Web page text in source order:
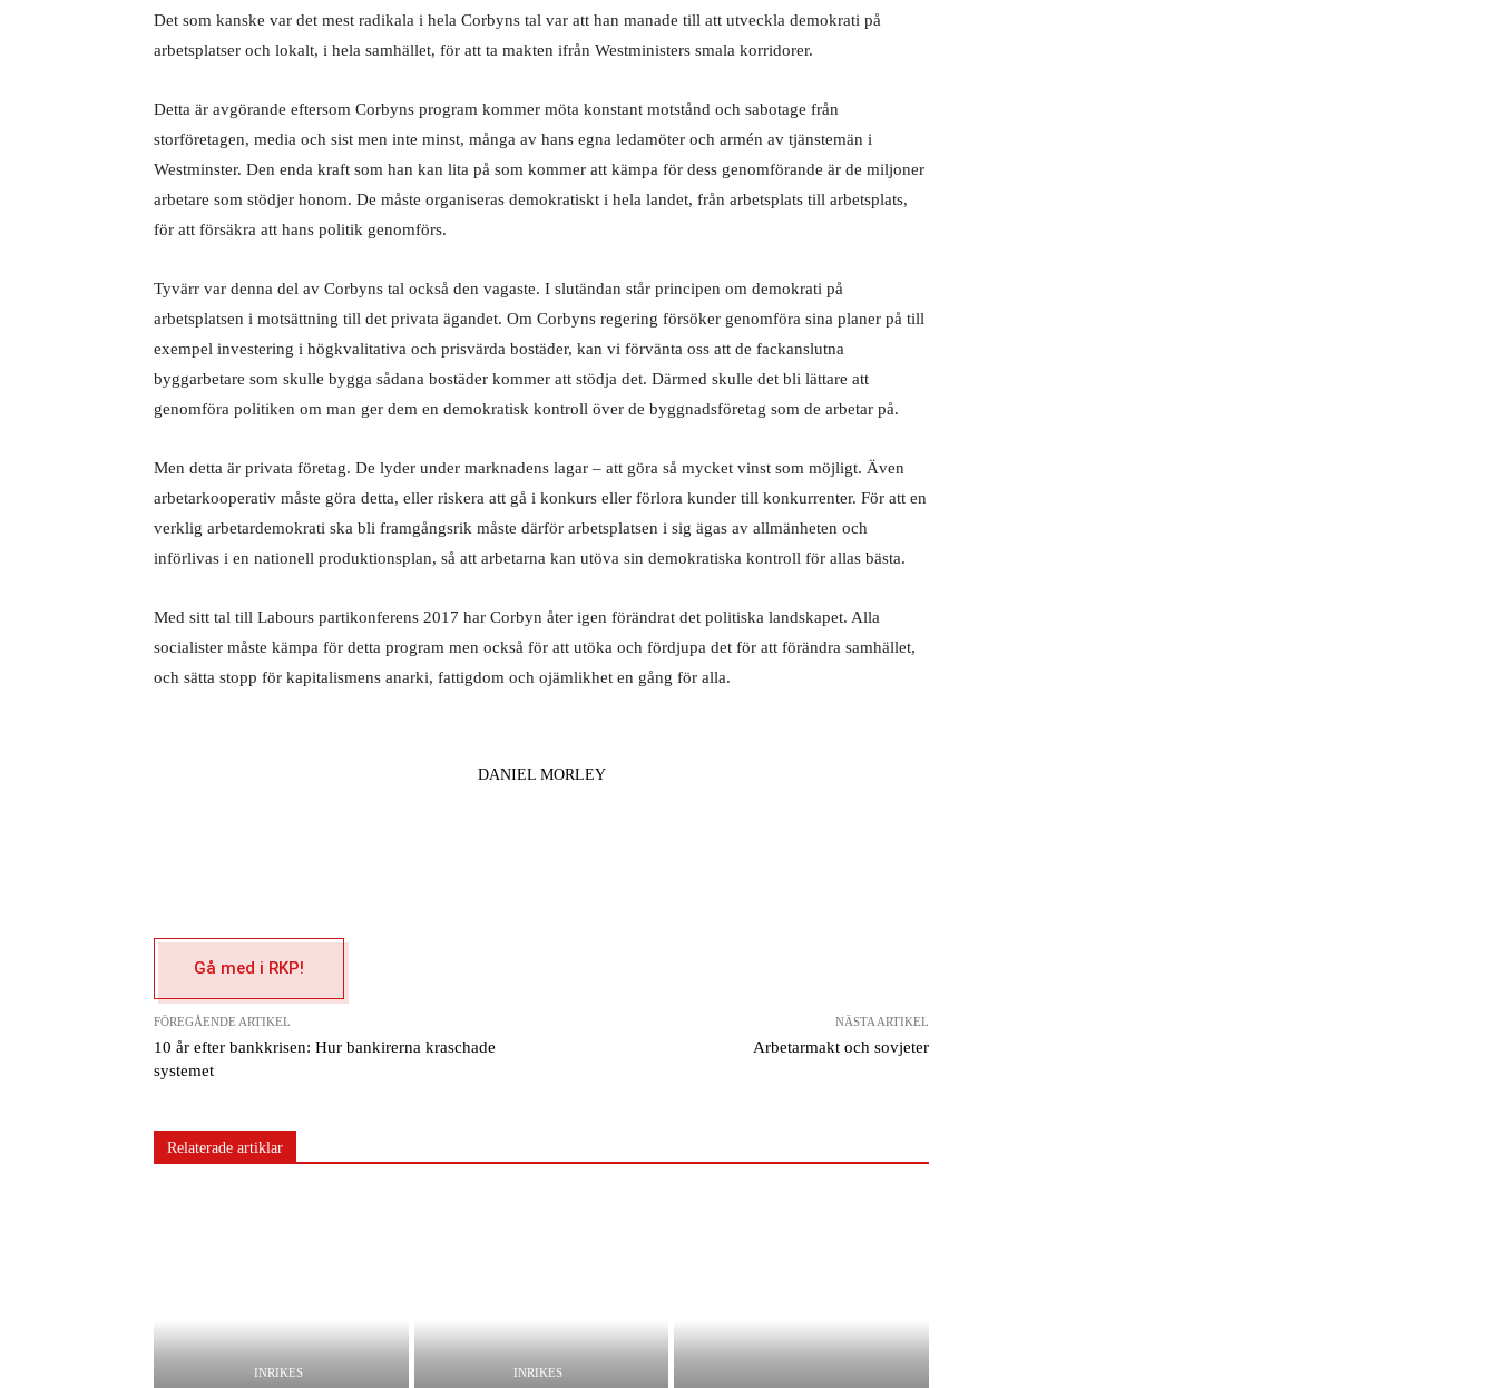
Det som kanske var det mest radikala i hela Corbyns tal var att han manade till att utveckla demokrati på
arbetsplatser och lokalt, i hela samhället, för att ta makten ifrån Westministers smala korridorer.
Detta är avgörande eftersom Corbyns program kommer möta konstant motstånd och sabotage från
storföretagen, media och sist men inte minst, många av hans egna ledamöter och armén av tjänstemän i
Westminster. Den enda kraft som han kan lita på som kommer att kämpa för dess genomförande är de miljoner
arbetare som stödjer honom. De måste organiseras demokratiskt i hela landet, från arbetsplats till arbetsplats,
för att försäkra att hans politik genomförs.
Tyvärr var denna del av Corbyns tal också den vagaste. I slutändan står principen om demokrati på
arbetsplatsen i motsättning till det privata ägandet. Om Corbyns regering försöker genomföra sina planer på till
exempel investering i högkvalitativa och prisvärda bostäder, kan vi förvänta oss att de fackanslutna
byggarbetare som skulle bygga sådana bostäder kommer att stödja det. Därmed skulle det bli lättare att
genomföra politiken om man ger dem en demokratisk kontroll över de byggnadsföretag som de arbetar på.
Men detta är privata företag. De lyder under marknadens lagar – att göra så mycket vinst som möjligt. Även
arbetarkooperativ måste göra detta, eller riskera att gå i konkurs eller förlora kunder till konkurrenter. För att en
verklig arbetardemokrati ska bli framgångsrik måste därför arbetsplatsen i sig ägas av allmänheten och
införlivas i en nationell produktionsplan, så att arbetarna kan utöva sin demokratiska kontroll för allas bästa.
Med sitt tal till Labours partikonferens 2017 har Corbyn åter igen förändrat det politiska landskapet. Alla
socialister måste kämpa för detta program men också för att utöka och fördjupa det för att förändra samhället,
och sätta stopp för kapitalismens anarki, fattigdom och ojämlikhet en gång för alla.
DANIEL MORLEY
Gå med i RKP!
FÖREGÅENDE ARTIKEL
10 år efter bankkrisen: Hur bankirerna kraschade
systemet
NÄSTA ARTIKEL
Arbetarmakt och sovjeter
Relaterade artiklar
INRIKES
INRIKES